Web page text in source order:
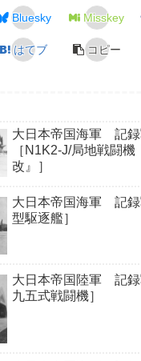
Bluesky Misskey
はてブ コピー
大日本帝国海軍 記
［N1K2-J/局地戦闘機
改』］
大日本帝国海軍 記録
型駆逐艦］
大日本帝国陸軍 記録
九五式戦闘機］